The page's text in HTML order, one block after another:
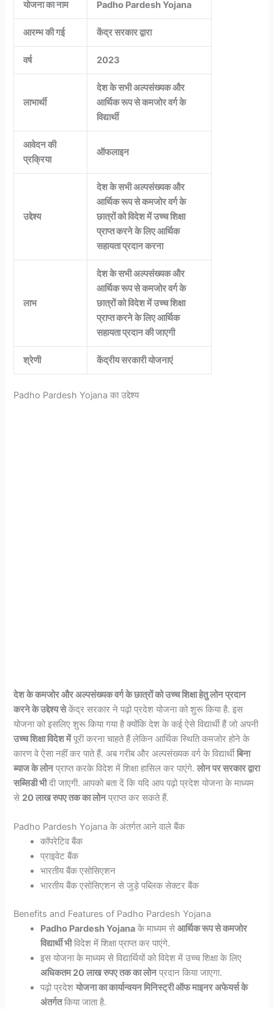
योजना का नाम Padho Pardesh Yojana
आरम्भ की गई केंद्र सरकार द्वारा
वर्ष 2023
लाभार्थी
देश के सभी अल्पसंख्यक और
आर्थिक रूप से कमजोर वर्ग के
विद्यार्थी
आवेदन की
प्रक्रिया
ऑफलाइन
उद्देश्य
देश के सभी अल्पसंख्यक और
आर्थिक रूप से कमजोर वर्ग के
छात्रों को विदेश में उच्च शिक्षा
प्राप्त करने के लिए आर्थिक
सहायता प्रदान करना
लाभ
देश के सभी अल्पसंख्यक और
आर्थिक रूप से कमजोर वर्ग के
छात्रों को विदेश में उच्च शिक्षा
प्राप्त करने के लिए आर्थिक
सहायता प्रदान की जाएगी
श्रेणी केंद्रीय सरकारी योजनाएं
Padho Pardesh Yojana का उद्देश्य
देश के कमजोर और अल्पसंख्यक वर्ग के छात्रों को उच्च शिक्षा हेतु लोन प्रदान
करने के उद्देश्य सेकेंद्र सरकार ने पढ़ो प्रदेश योजना को शुरू किया है. इस
योजना को इसलिए शुरू किया गया है क्योंकि देश के कई ऐसे विद्यार्थी हैं जो अपनी
उच्च शिक्षा विदेश मेंपूरी करना चाहते हैं लेकिन आर्थिक स्थिति कमजोर होने के
कारण वे ऐसा नहीं कर पाते हैं. अब गरीब और अल्पसंख्यक वर्ग के विद्यार्थीबिना
ब्याज के लोनप्राप्त करके विदेश में शिक्षा हासिल कर पाएंगे.लोन पर सरकार द्वारा
सब्सिडी भीदी जाएगी. आपको बता दें कि यदि आप पढ़ो प्रदेश योजना के माध्यम
से 20 लाख रुपए तक का लोनप्राप्त कर सकते हैं.
Padho Pardesh Yojana के अंतर्गत आने वाले बैंक
कॉपरेटिव बैंक
प्राइवेट बैंक
भारतीय बैंक एसोसिएशन
भारतीय बैंक एसोसिएशन से जुड़े पब्लिक सेक्टर बैंक
Benefits and Features of Padho Pardesh Yojana
Padho Pardesh Yojana के माध्यम सेआर्थिक रूप से कमजोर
विद्यार्थी भीविदेश में शिक्षा प्राप्त कर पाएंगे.
इस योजना के माध्यम से विद्यार्थियों को विदेश में उच्च शिक्षा के लिए
अधिकतम 20 लाख रुपए तक का लोनप्रदान किया जाएगा.
पढ़ो प्रदेशयोजना का कार्यान्वयन मिनिस्ट्री ऑफ माइनर अफेयर्स के
अंतर्गतकिया जाता है.